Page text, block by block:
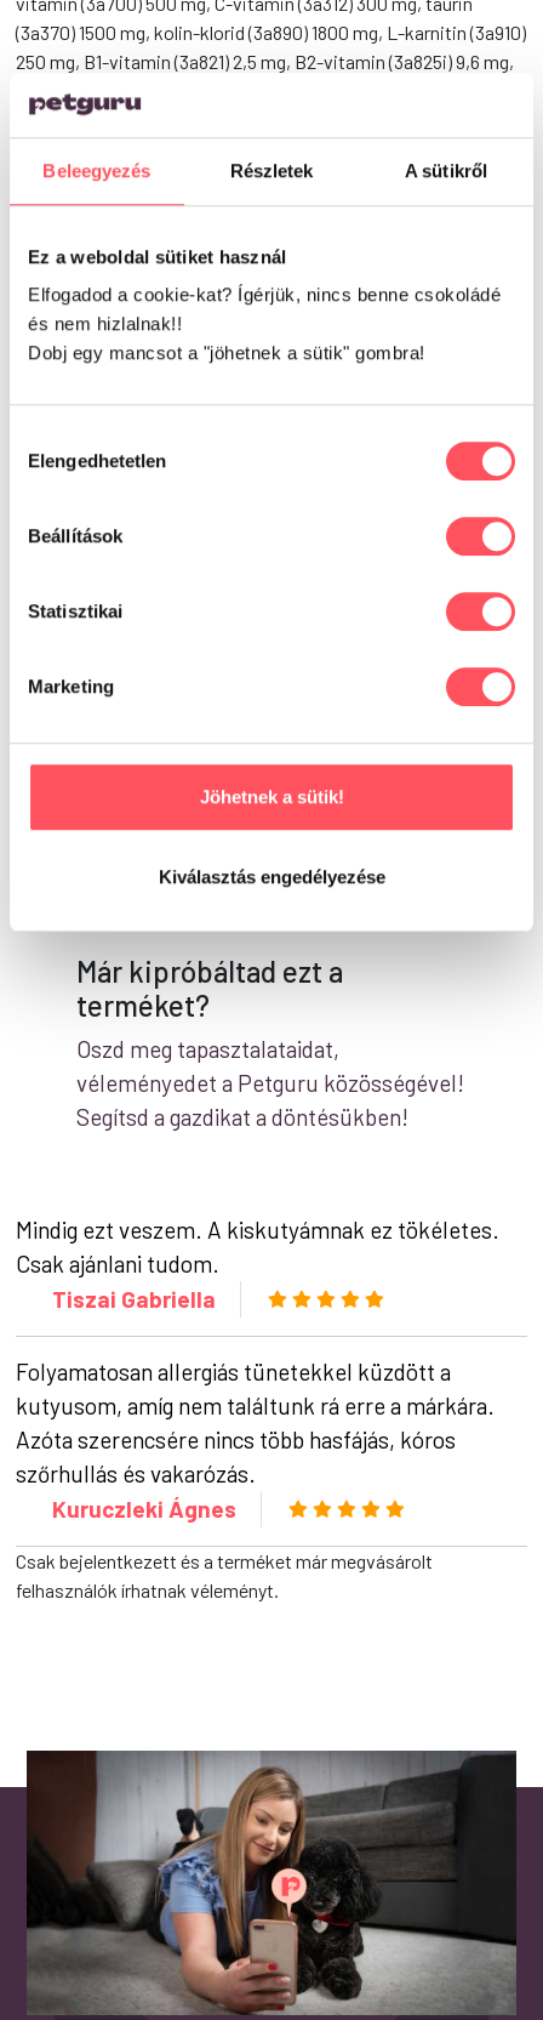
Beleegyezés Részletek A sütikről
Ez a weboldal sütiket használ
Elfogadod a cookie-kat? Ígérjük, nincs benne csokoládé
és nem hizlalnak!!
Dobj egy mancsot a "jöhetnek a sütik" gombra!
kiválasztása
Elengedhetetlen
Beállítások
Statisztikai
Marketing
Jöhetnek a sütik!
Kiválasztás engedélyezése
(3a370) 1500 mg, kolin-klorid (3a890) 1800 mg, L-karnitin (3a910)
250 mg, B1-vitamin (3a821) 2,5 mg, B2-vitamin (3a825i) 9,6 mg,
biotin (3a880) 3,5 mg, folsav (3a316) 1,2 mg, B6-vitamin (3a831)
2,5 mg, D-kalcium pantotenát (3a841) 25 mg, niacinamid (3a315)
(3b606) 85 mg, szerves mangán (3b504) 40 mg, szerves réz
(3b406) 18 mg, szerves vas (3b106) 75 mg, szerves szelén
tartalmaz: növényi olajok tokoferol tartalmú kivonatai
(1b306(i)), aszkorbil-palmitát (1b304) és rozmaringkivonat.
Metabolizálható energia: 3.870 kcal/kg
Írd meg a véleményed!
Már kipróbáltad ezt a
terméket?
Oszd meg tapasztalataidat,
véleményedet a Petguru közösségével!
Segítsd a gazdikat a döntésükben!
Mindig ezt veszem. A kiskutyámnak ez tökéletes.
Csak ajánlani tudom.
Tiszai Gabriella
Folyamatosan allergiás tünetekkel küzdött a
kutyusom, amíg nem találtunk rá erre a márkára.
Azóta szerencsére nincs több hasfájás, kóros
szőrhullás és vakarózás.
Kuruczleki Ágnes
Csak bejelentkezett és a terméket már megvásárolt
felhasználók írhatnak véleményt.